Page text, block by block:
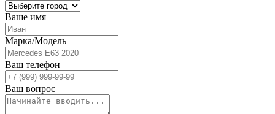
Ваше имя
Марка/Модель
Ваш телефон
Ваш вопрос